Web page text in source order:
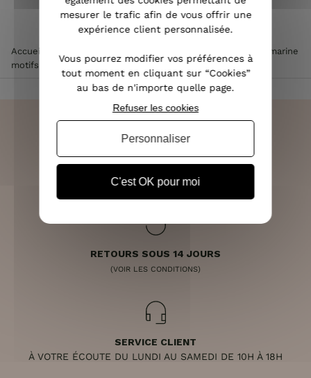
Accueil
Robe droite marine
motifs camels et losanges cuivrés
LIVRAISON RAPIDE
OFFERTE DÈS 70€
RETOURS SOUS 14 JOURS
(VOIR LES CONDITIONS)
SERVICE CLIENT
À VOTRE ÉCOUTE DU LUNDI AU SAMEDI DE 10H À 18H
mesurer le trafic afin de vous offrir une
expérience client personnalisée.
Vous pourrez modifier vos préférences à
tout moment en cliquant sur “Cookies”
au bas de n'importe quelle page.
C'est OK pour moi
Refuser les cookies
Personnaliser